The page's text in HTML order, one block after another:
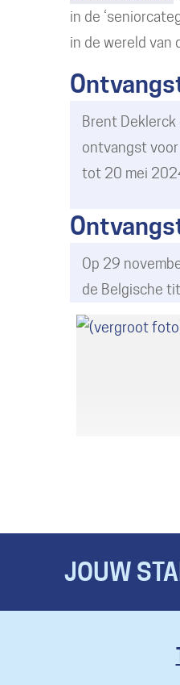
in de
in de wereld van
Brent
ontvangst
tot 20 mei
Op 29
de Belgische
JOUW